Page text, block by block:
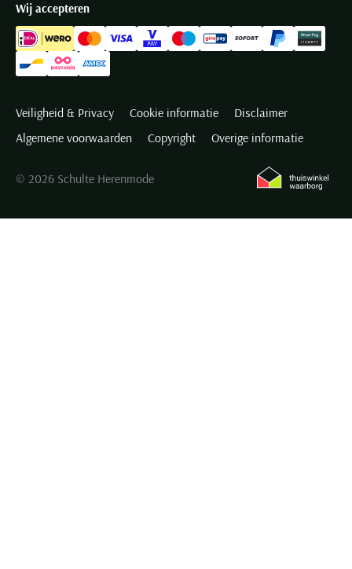
Wij accepteren
Veiligheid & Privacy Cookie informatie
Disclaimer
Algemene voorwaarden
Copyright Overige informatie
© 2026 Schulte Herenmode